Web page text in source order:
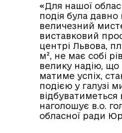
«Для нашої
подія була давно
величезний
виставковий
центрі Львова,
м², не має собі
велику надію,
матиме успіх,
подією у галузі
відбуватиметься
наголошує в.о.
обласної ради